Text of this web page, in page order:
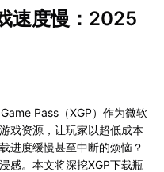
速度慢：2025
Pass（XGP）作为微软
戏资源，让玩家以超低成本
进度缓慢甚至中断的烦恼？
感。本文将深挖XGP下载瓶